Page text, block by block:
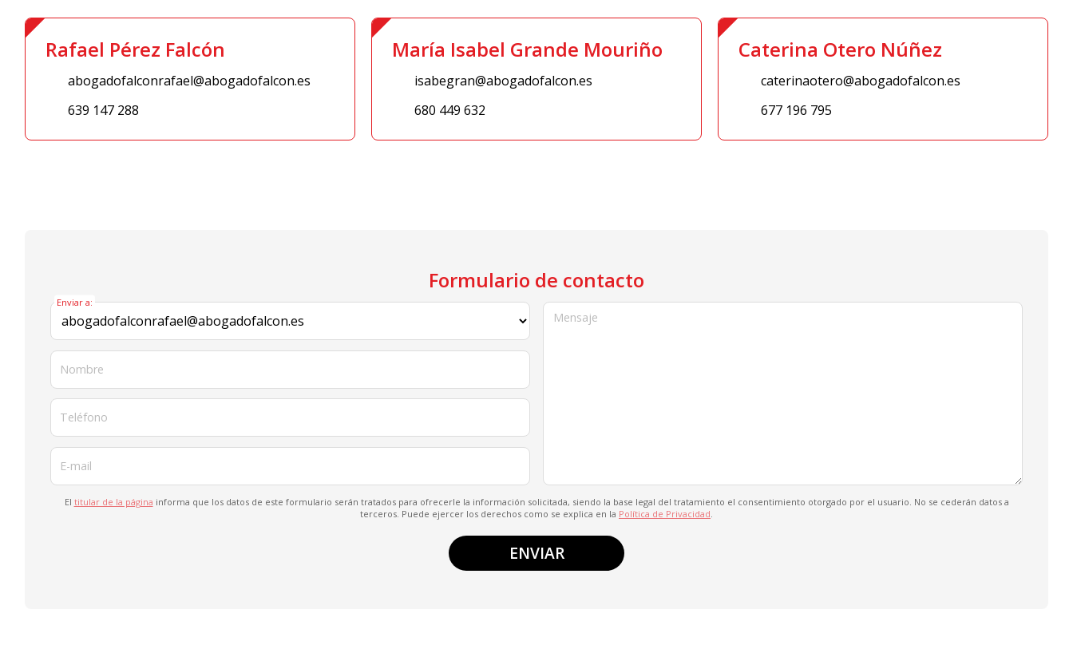
Rafael Pérez Falcón
abogadofalconrafael@abogadofalcon.es
639 147 288
María Isabel Grande Mouriño
isabegran@abogadofalcon.es
680 449 632
Caterina Otero Núñez
caterinaotero@abogadofalcon.es
677 196 795
Formulario de contacto
Enviar a:
Nombre
Teléfono
E-mail
Mensaje
El titular de la página informa que los datos de este formulario serán tratados para ofrecerle la información solicitada, siendo la base legal del tratamiento el consentimiento otorgado por el usuario. No se cederán datos a
terceros. Puede ejercer los derechos como se explica en la Política de Privacidad.